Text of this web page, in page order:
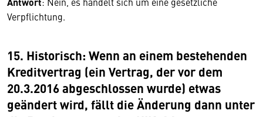
Verpflichtung.
15. Historisch: Wenn an einem bestehenden
Kreditvertrag (ein Vertrag, der vor dem
20.3.2016 abgeschlossen wurde) etwas
geändert wird, fällt die Änderung dann unter